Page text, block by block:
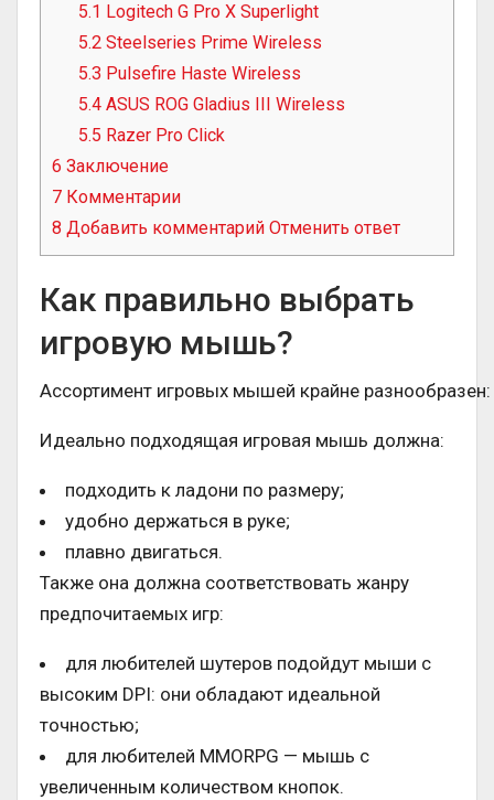
5.1 Logitech G Pro X Superlight
5.2 Steelseries Prime Wireless
5.3 Pulsefire Haste Wireless
5.4 ASUS ROG Gladius III Wireless
5.5 Razer Pro Click
6 Заключение
7 Комментарии
8 Добавить комментарий Отменить ответ
Как правильно выбрать
игровую мышь?
Ассортимент игровых мышей крайне
Идеально подходящая игровая мышь должна:
подходить к ладони по размеру;
удобно держаться в руке;
плавно двигаться.
Также она должна соответствовать жанру
предпочитаемых игр:
для любителей шутеров подойдут мыши с
высоким DPI: они обладают идеальной
точностью;
для любителей MMORPG — мышь с
увеличенным количеством кнопок.